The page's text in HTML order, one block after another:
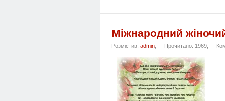
Міжнародний
Розмістив: admin; Прочитано: 1969;